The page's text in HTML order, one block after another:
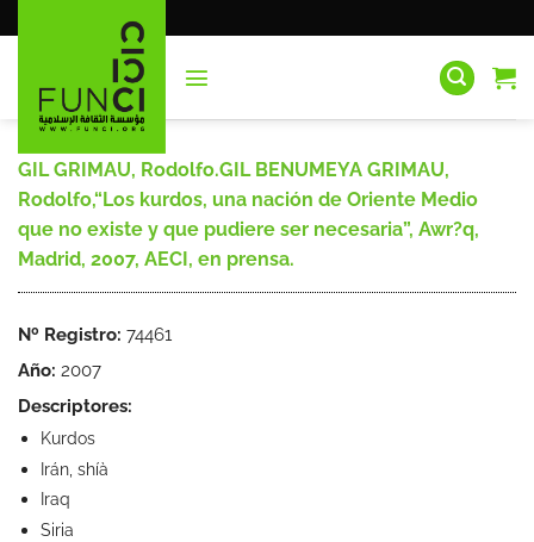
al
GIL GRIMAU, Rodolfo.GIL BENUMEYA GRIMAU,
Rodolfo,“Los kurdos, una nación de Oriente Medio
que no existe y que pudiere ser necesaria”, Awr?q,
Madrid, 2007, AECI, en prensa.
Nº Registro: 74461
Año: 2007
Descriptores:
Kurdos
Irán, shíà
Iraq
Siria